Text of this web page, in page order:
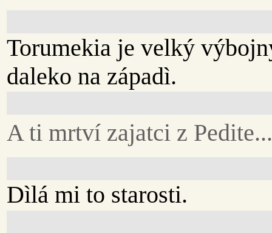
Torumekia je velký
daleko na západì.
A ti mrtví zajatci z
Dìlá mi to starosti.